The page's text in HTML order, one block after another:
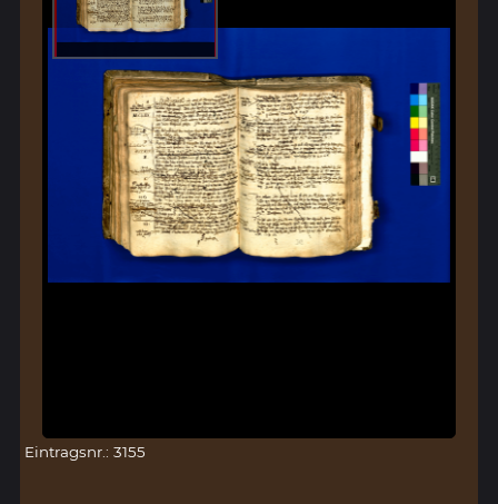
Eintragsnr.: 3155